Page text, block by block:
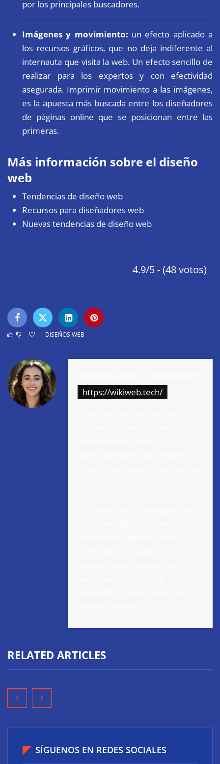
por los principales buscadores.
Imágenes y movimiento: un efecto aplicado a
los recursos gráficos, que no deja indiferente al
internauta que visita la web. Un efecto sencillo de
realizar para los expertos y con efectividad
asegurada. Imprimir movimiento a las imágenes,
es la apuesta más buscada entre los diseñadores
de páginas online que se posicionan entre las
primeras.
Más información sobre el diseño
web
Tendencias de diseño web
Recursos para diseñadores web
Nuevas tendencias de diseño web
4.9/5 - (48 votos)
DISEÑOS WEB
https://wikiweb.tech/
RELATED ARTICLES
SÍGUENOS EN REDES SOCIALES